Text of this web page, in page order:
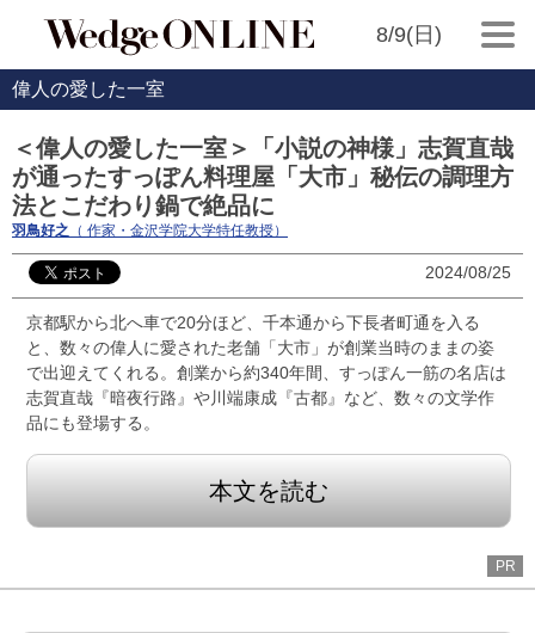
8/9(日)
偉人の愛した一室
＜偉人の愛した一室＞「小説の神様」志賀直哉
が通ったすっぽん料理屋「大市」秘伝の調理方
法とこだわり鍋で絶品に
羽鳥好之 （ 作家・金沢学院大学特任教授）
2024/08/25
京都駅から北へ車で20分ほど、千本通から下長者町通を入る
と、数々の偉人に愛された老舗「大市」が創業当時のままの姿
で出迎えてくれる。創業から約340年間、すっぽん一筋の名店は
志賀直哉『暗夜行路』や川端康成『古都』など、数々の文学作
品にも登場する。
本文を読む
PR